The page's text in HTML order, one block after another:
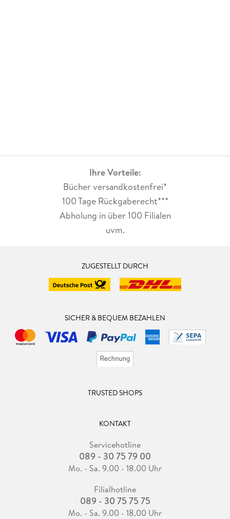
Ihre Vorteile:
Bücher versandkostenfrei*
100 Tage Rückgaberecht***
Abholung in über 100 Filialen
uvm.
ZUGESTELLT DURCH
SICHER & BEQUEM BEZAHLEN
TRUSTED SHOPS
KONTAKT
Servicehotline
089 - 30 75 79 00
Mo. - Sa. 9.00 - 18.00 Uhr
Filialhotline
089 - 30 75 75 75
Mo. - Sa. 9.00 - 18.00 Uhr